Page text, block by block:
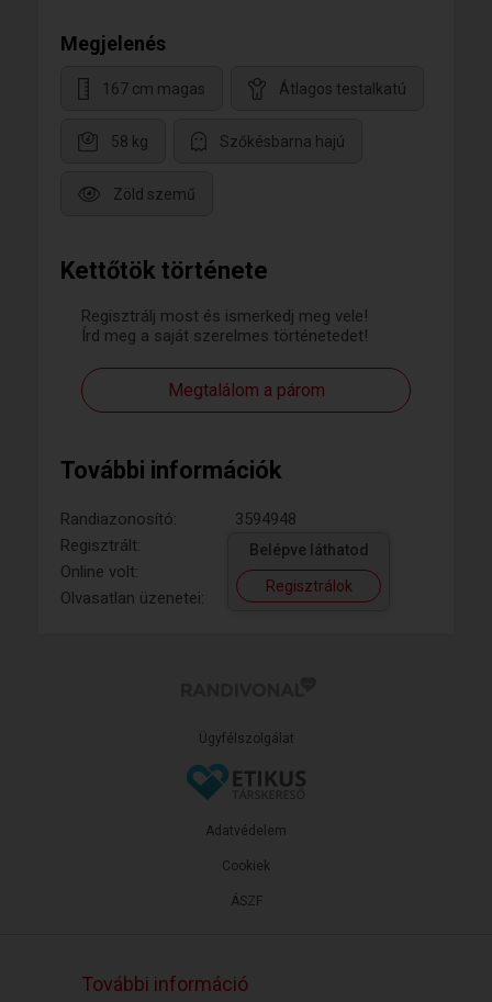
Kettőtök története
Regisztrálj most és ismerkedj meg vele!
Írd meg a saját szerelmes történetedet!
Megtalálom a párom
További információk
Randiazonosító:
3594948
Regisztrált:
Online volt:
Olvasatlan üzenetei:
Belépve láthatod
Regisztrálok
Megjelenés
167 cm magas Átlagos testalkatú
58 kg Szőkésbarna hajú
Zöld szemű
Ügyfélszolgálat
ÁSZF
Adatvédelem
Cookiek
További információ